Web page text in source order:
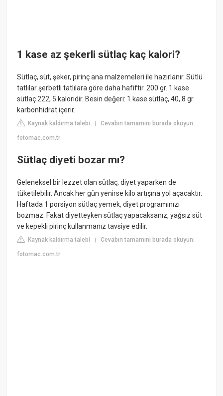
1 kase az şekerli sütlaç kaç kalori?
Sütlaç, süt, şeker, pirinç ana malzemeleri ile hazırlanır. Sütlü
tatlılar şerbetli tatlılara göre daha hafiftir. 200 gr. 1 kase
sütlaç 222, 5 kaloridir. Besin değeri: 1 kase sütlaç, 40, 8 gr.
karbonhidrat içerir.
Kaynak kaldırma talebi |Cevabın tamamını burada okuyun:
fotomac.com.tr
Sütlaç diyeti bozar mı?
Geleneksel bir lezzet olan sütlaç, diyet yaparken de
tüketilebilir. Ancak her gün yenirse kilo artışına yol açacaktır.
Haftada 1 porsiyon sütlaç yemek, diyet programınızı
bozmaz. Fakat diyetteyken sütlaç yapacaksanız, yağsız süt
ve kepekli pirinç kullanmanız tavsiye edilir.
Kaynak kaldırma talebi |Cevabın tamamını burada okuyun:
fotomac.com.tr